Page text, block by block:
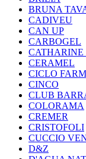
BRUNA
CADIVEU
CAN UP
CARBOGEL
CERAMEL
CICLO
CINCO
CLUB
COLORAMA
CREMER
CRISTOFOLI
CUCCIO
D&Z